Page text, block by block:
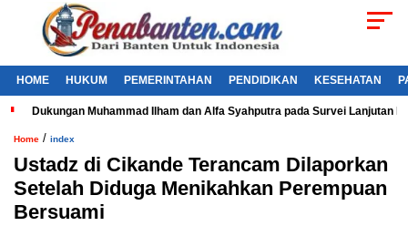
HOME HUKUM PEMERINTAHAN PENDIDIKAN KESEHATAN
Dukungan Muhammad Ilham dan Alfa Syahputra pada Survei Lanjutan
Home / index
Ustadz di Cikande Terancam Dilaporkan
Setelah Diduga Menikahkan Perempuan
Bersuami